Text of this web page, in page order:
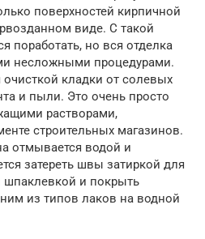
поверхностей кирпичной
виде. С такой
поработать, но вся отделка
несложными процедурами.
кладки от солевых
и пыли. Это очень просто
растворами,
строительных магазинов.
отмывается водой и
затереть швы затиркой для
шпаклевкой и покрыть
из типов лаков на водной